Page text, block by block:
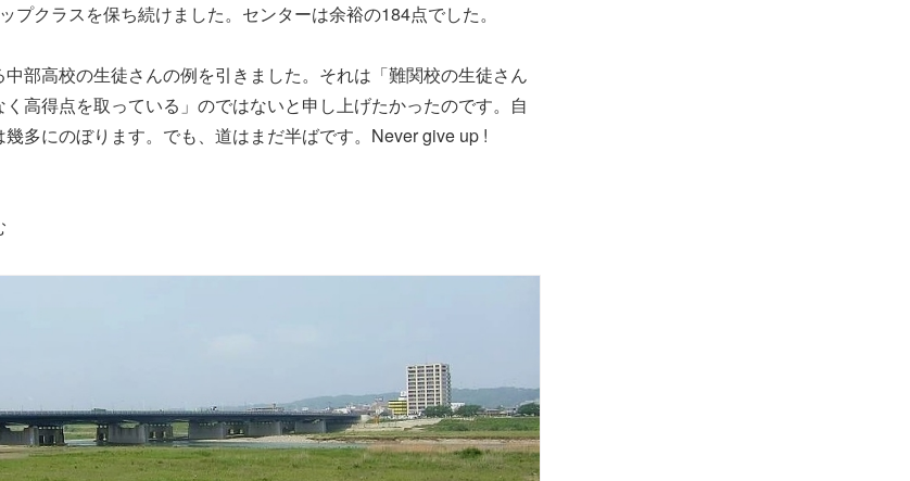
プクラスを保ち続けました。センターは余裕の184点でした。
部高校の生徒さんの例を引きました。それは「難関校の生徒さん
高得点を取っている」のではないと申し上げたかったのです。自
多にのぼります。でも、道はまだ半ばです。Never give up !